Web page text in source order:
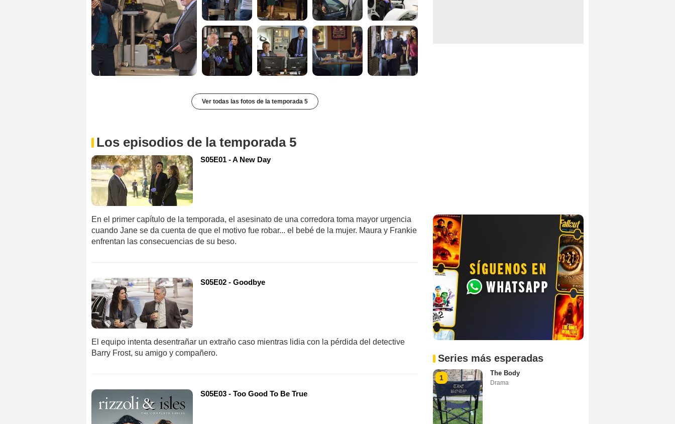
Ver todas las fotos de la temporada 5
Los episodios de la temporada 5
S05E01 - A New Day
En el primer capítulo de la temporada, el asesinato de una corredora toma mayor urgencia
cuando Jane se da cuenta de que el motivo fue robar... el bebé de la mujer. Maura y Frankie
enfrentan las consecuencias de su beso.
S05E02 - Goodbye
El equipo intenta desentrañar un extraño caso mientras lidia con la pérdida del detective
Barry Frost, su amigo y compañero.
S05E03 - Too Good To Be True
Series más esperadas
1
The Body
Drama